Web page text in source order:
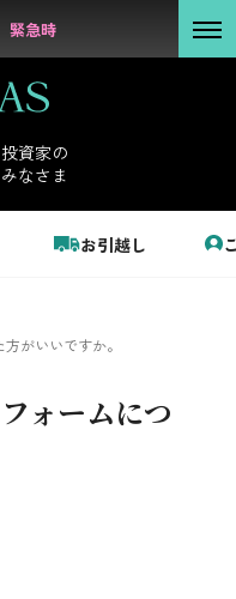
緊急時
投資家の
みなさま
お引越し
緊急時
お客さま
サステナビリテ
がいいですか。
ォームにつ